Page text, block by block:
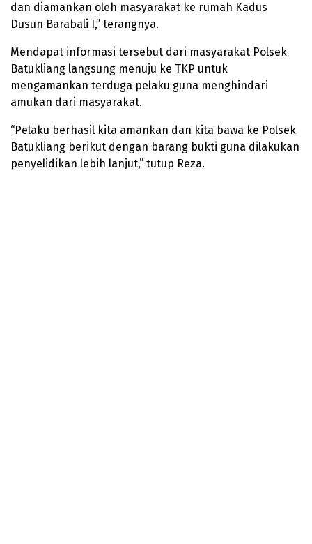
dan diamankan oleh masyarakat ke rumah Kadus
Dusun Barabali I,” terangnya.
Mendapat informasi tersebut dari masyarakat Polsek
Batukliang langsung menuju ke TKP untuk
mengamankan terduga pelaku guna menghindari
amukan dari masyarakat.
“Pelaku berhasil kita amankan dan kita bawa ke Polsek
Batukliang berikut dengan barang bukti guna dilakukan
penyelidikan lebih lanjut,” tutup Reza.